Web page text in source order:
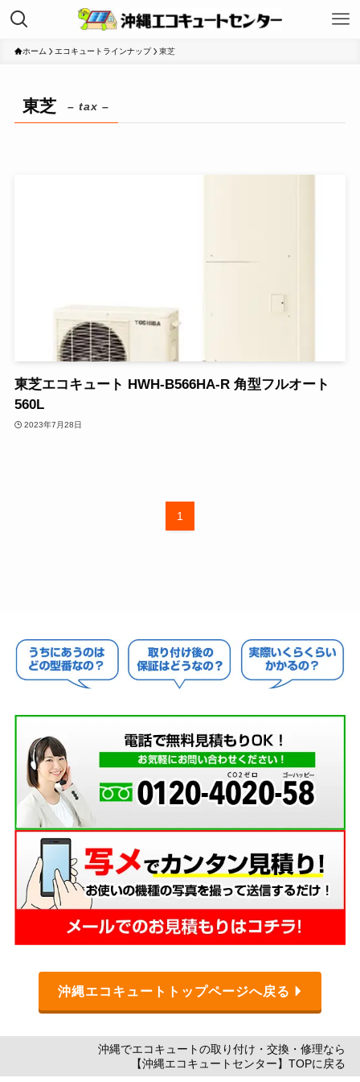
ホーム エコキュートラインナップ 東芝
東芝 – tax –
東芝エコキュート HWH-B566HA-R 角型フルオート
560L
2023年7月28日
1
沖縄エコキュートトップページへ戻る
沖縄でエコキュートの取り付け・交換・修理なら
【沖縄エコキュートセンター】TOPに戻る